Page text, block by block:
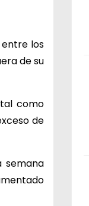
los
de su
como
de
semana